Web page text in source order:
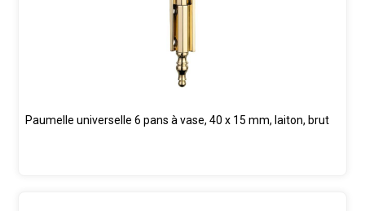
Paumelle universelle 6 pans à vase, 40 x 15 mm, laiton, brut